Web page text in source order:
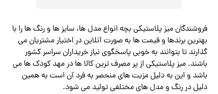
فروشندگان میز پلاستیکی بچه انواع مدل ها، سایز ها و رنگ ها را با
بهترین برندها و قیمت ها به صورت آنلاین در اختیار مشتریان می
گذارند تا بتوانند به خوبی پاسخگوی نیاز خریداران سراسر کشور
باشند. میز پلاستیکی از پر مصرف ترین کالا ها در مهد کودک ها می
باشد و این به دلیل مزیت های منحصر به فرد آن است به همین
دلیل در رنگ و مدل های مختلفی تولید می شود.